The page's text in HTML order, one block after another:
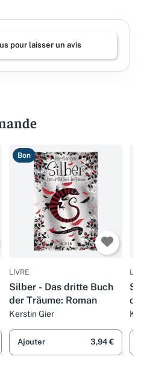
pour laisser un avis
Bon
LIVRE
Silber - Das dritte Buch
der Träume: Roman
Kerstin Gier
Ajouter 3,94 €